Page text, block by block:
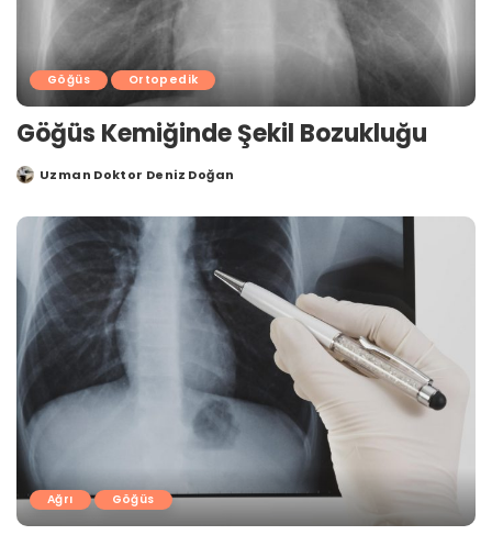
Göğüs Ortopedik
Göğüs Kemiğinde Şekil Bozukluğu
PostedUzman Doktor Deniz Doğan
Ağrı Göğüs